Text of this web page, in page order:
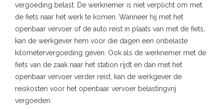
vergoeding belast. De werknemer is niet verplicht om met
de fiets naar het werk te komen. Wanneer hij met het
openbaar vervoer of de auto reist in plaats van met de fiets,
kan de werkgever hem voor die dagen een onbelaste
kilometervergoeding geven. Ook als de werknemer met de
fiets van de zaak naar het station rijdt en dan met het
openbaar vervoer verder reist, kan de werkgever de
reiskosten voor het openbaar vervoer belastingvrij
vergoeden.